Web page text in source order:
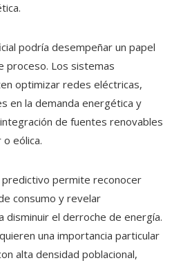
podría desempeñar un papel
proceso. Los sistemas
optimizar redes eléctricas,
en la demanda energética y
de fuentes renovables
eólica.
predictivo permite reconocer
consumo y revelar
disminuir el derroche de energía.
una importancia particular
alta densidad poblacional,